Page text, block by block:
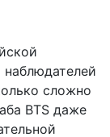
сложно
BTS даже